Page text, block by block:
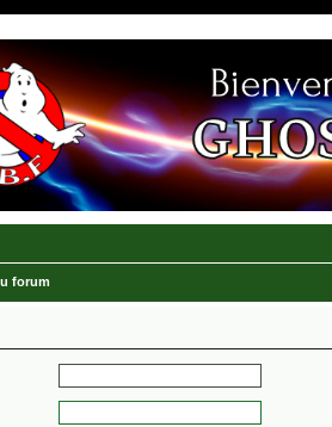
France
forum